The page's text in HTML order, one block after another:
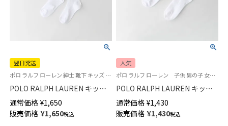
翌日発送
ポロ ラルフ ローレン 紳士 靴下 キッズ 子供
POLO RALPH LAUREN キッズ
綿混 リブ ハイソックス ワンポ
イント刺繍 スクールソックス
【365日最短翌日発送】
通常価格 ¥1,650
販売価格 ¥1,650税込
人気
ポロ ラルフ ローレン 子供 男の子 女の子 スクールソックス
POLO RALPH LAUREN キッズ
綿混 リブ ワンポイント刺繍 ク
ルー丈 スクールソックス
04863400
通常価格 ¥1,430
販売価格 ¥1,430税込